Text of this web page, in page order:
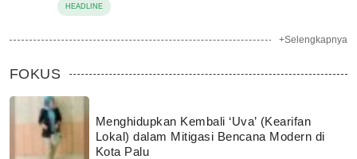
HEADLINE
+Selengkapnya
FOKUS
Menghidupkan Kembali ‘Uva’ (Kearifan
Lokal) dalam Mitigasi Bencana Modern di
Kota Palu